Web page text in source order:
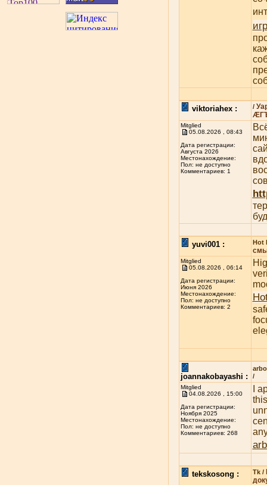
viktoriahex : /
Mitglied
05.08.2026 , 08:43
Дата регистрации:
Августа 2026
Местонахождение:
Пол: не доступно
Комментариев: 1
yuvi001 : Hot
Mitglied
05.08.2026 , 06:14
Дата регистрации:
Июня 2026
Местонахождение:
Пол: не доступно
Комментариев: 2
joannakobayashi :
/
Mitglied
04.08.2026 , 15:00
Дата регистрации:
Ноября 2025
Местонахождение:
Пол: не доступно
Комментариев: 268
I
tekskosong : Tk /